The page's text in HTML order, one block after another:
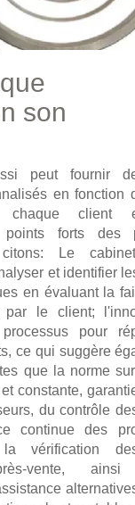
son
peut fournir
en fonction
chaque client
points forts des
Le
et identifier
en évaluant la
par le client;
pour
ce qui suggère
que la norme
constante,
du contrôle
continue des
vérification
vente,